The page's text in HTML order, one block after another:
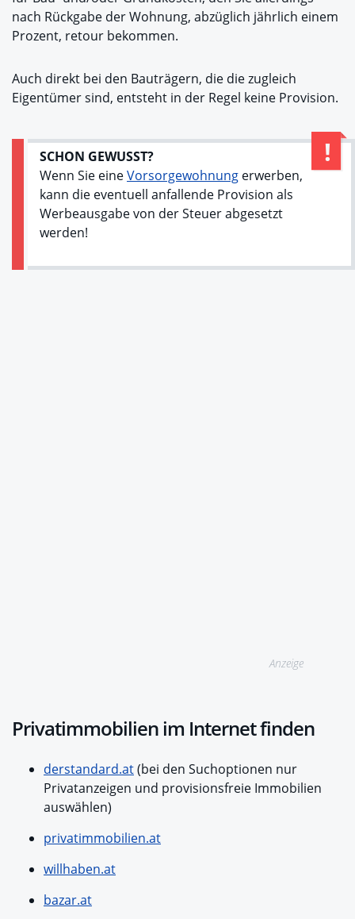
nach Rückgabe der Wohnung, abzüglich jährlich einem
Prozent, retour bekommen.
Auch direkt bei den Bauträgern, die die zugleich
Eigentümer sind, entsteht in der Regel keine Provision.
SCHON GEWUSST?
Wenn Sie eineVorsorgewohnung erwerben,
kann die eventuell anfallende Provision als
Werbeausgabe von der Steuer abgesetzt
werden!
Anzeige
Privatimmobilien im Internet finden
derstandard.at(bei den Suchoptionen nur
Privatanzeigen und provisionsfreie Immobilien
auswählen)
privatimmobilien.at
willhaben.at
bazar.at